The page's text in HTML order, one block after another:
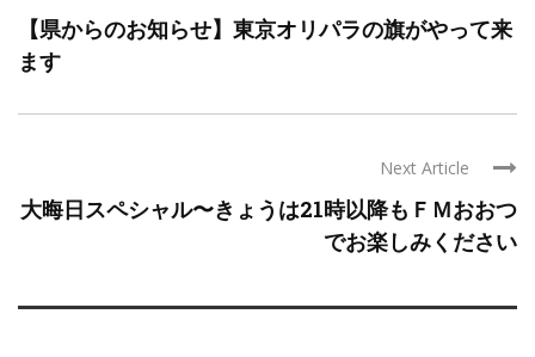
【県からのお知らせ】東京オリパラの旗がやって来
ます
Next Article
大晦日スペシャル〜きょうは21時以降もＦＭおおつ
でお楽しみください